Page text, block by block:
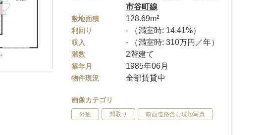
市谷町線
敷地面積 128.69m²
利回り - （満室時: 14.41%）
収入 - （満室時: 310万円／年）
階数 2階建て
築年月 1985年06月
物件現況 全部賃貸中
画像カテゴリ
外観 間取り 前面道路含む現地写真